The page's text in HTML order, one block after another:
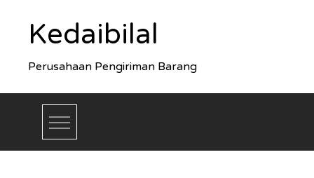
contentKedaibilal
Perusahaan Pengiriman Barang